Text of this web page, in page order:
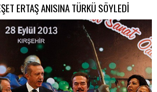
ERTAŞ ANISINA TÜRKÜ SÖYLEDİ